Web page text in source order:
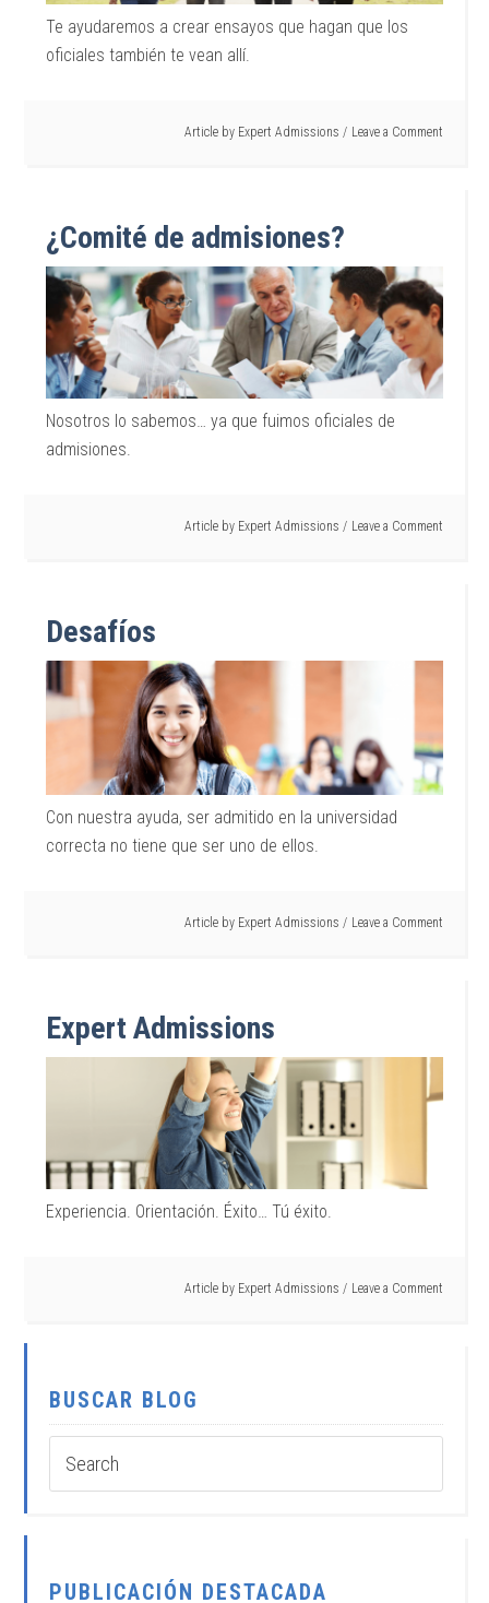
Te ayudaremos a crear ensayos que hagan que los
oficiales también te vean allí.
Article by Expert Admissions Leave a Comment
¿Comité de admisiones?
Nosotros lo sabemos… ya que fuimos oficiales de
admisiones.
Article by Expert Admissions Leave a Comment
Desafíos
Con nuestra ayuda, ser admitido en la universidad
correcta no tiene que ser uno de ellos.
Article by Expert Admissions Leave a Comment
Expert Admissions
Experiencia. Orientación. Éxito… Tú éxito.
Article by Expert Admissions Leave a Comment
BUSCAR BLOG
PUBLICACIÓN DESTACADA